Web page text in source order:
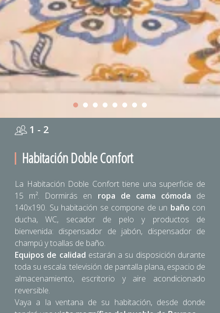
Habitación Doble Confort
1 - 2
La Habitación Doble Confort tiene una superficie de
15 m². Dormirás en ropa de cama cómoda de
140x190. Su habitación se compone de un baño con
ducha, WC, secador de pelo y productos de
bienvenida: dispensador de jabón, dispensador de
champú y toallas de baño.
Equipos de calidad estarán a su disposición durante
toda su escala: televisión de pantalla plana, espacio de
almacenamiento, escritorio y aire acondicionado
reversible.
Vaya a la ventana de su habitación, desde donde